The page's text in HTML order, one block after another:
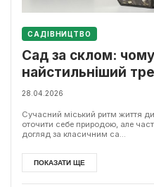
САДІВНИЦТВО
Сад за склом:
найстильніший
інтер’єру
28.04.2026
Сучасний міський ритм життя
оточити себе природою, але
догляд за класичним са...
ПОКАЗАТИ ЩЕ